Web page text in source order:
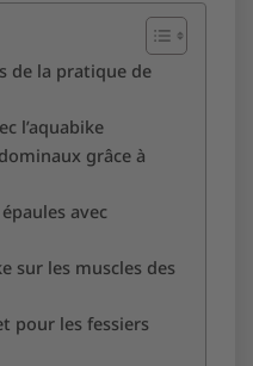
de la pratique de
l’aquabike
grâce à
avec
sur les muscles des
pour les fessiers